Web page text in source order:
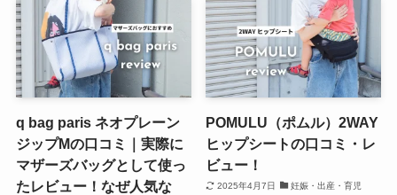
q bag paris ネオプレーン
ジップMの口コミ｜実際に
マザーズバッグとして使っ
たレビュー！なぜ人気な
POMULU（ポムル）2WAY
ヒップシートの口コミ・レ
ビュー！
2025年4月7日 妊娠・出産・育児